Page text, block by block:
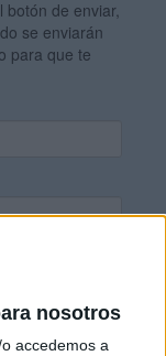
nosotros
accedemos a
botón de enviar,
se enviarán
para que te